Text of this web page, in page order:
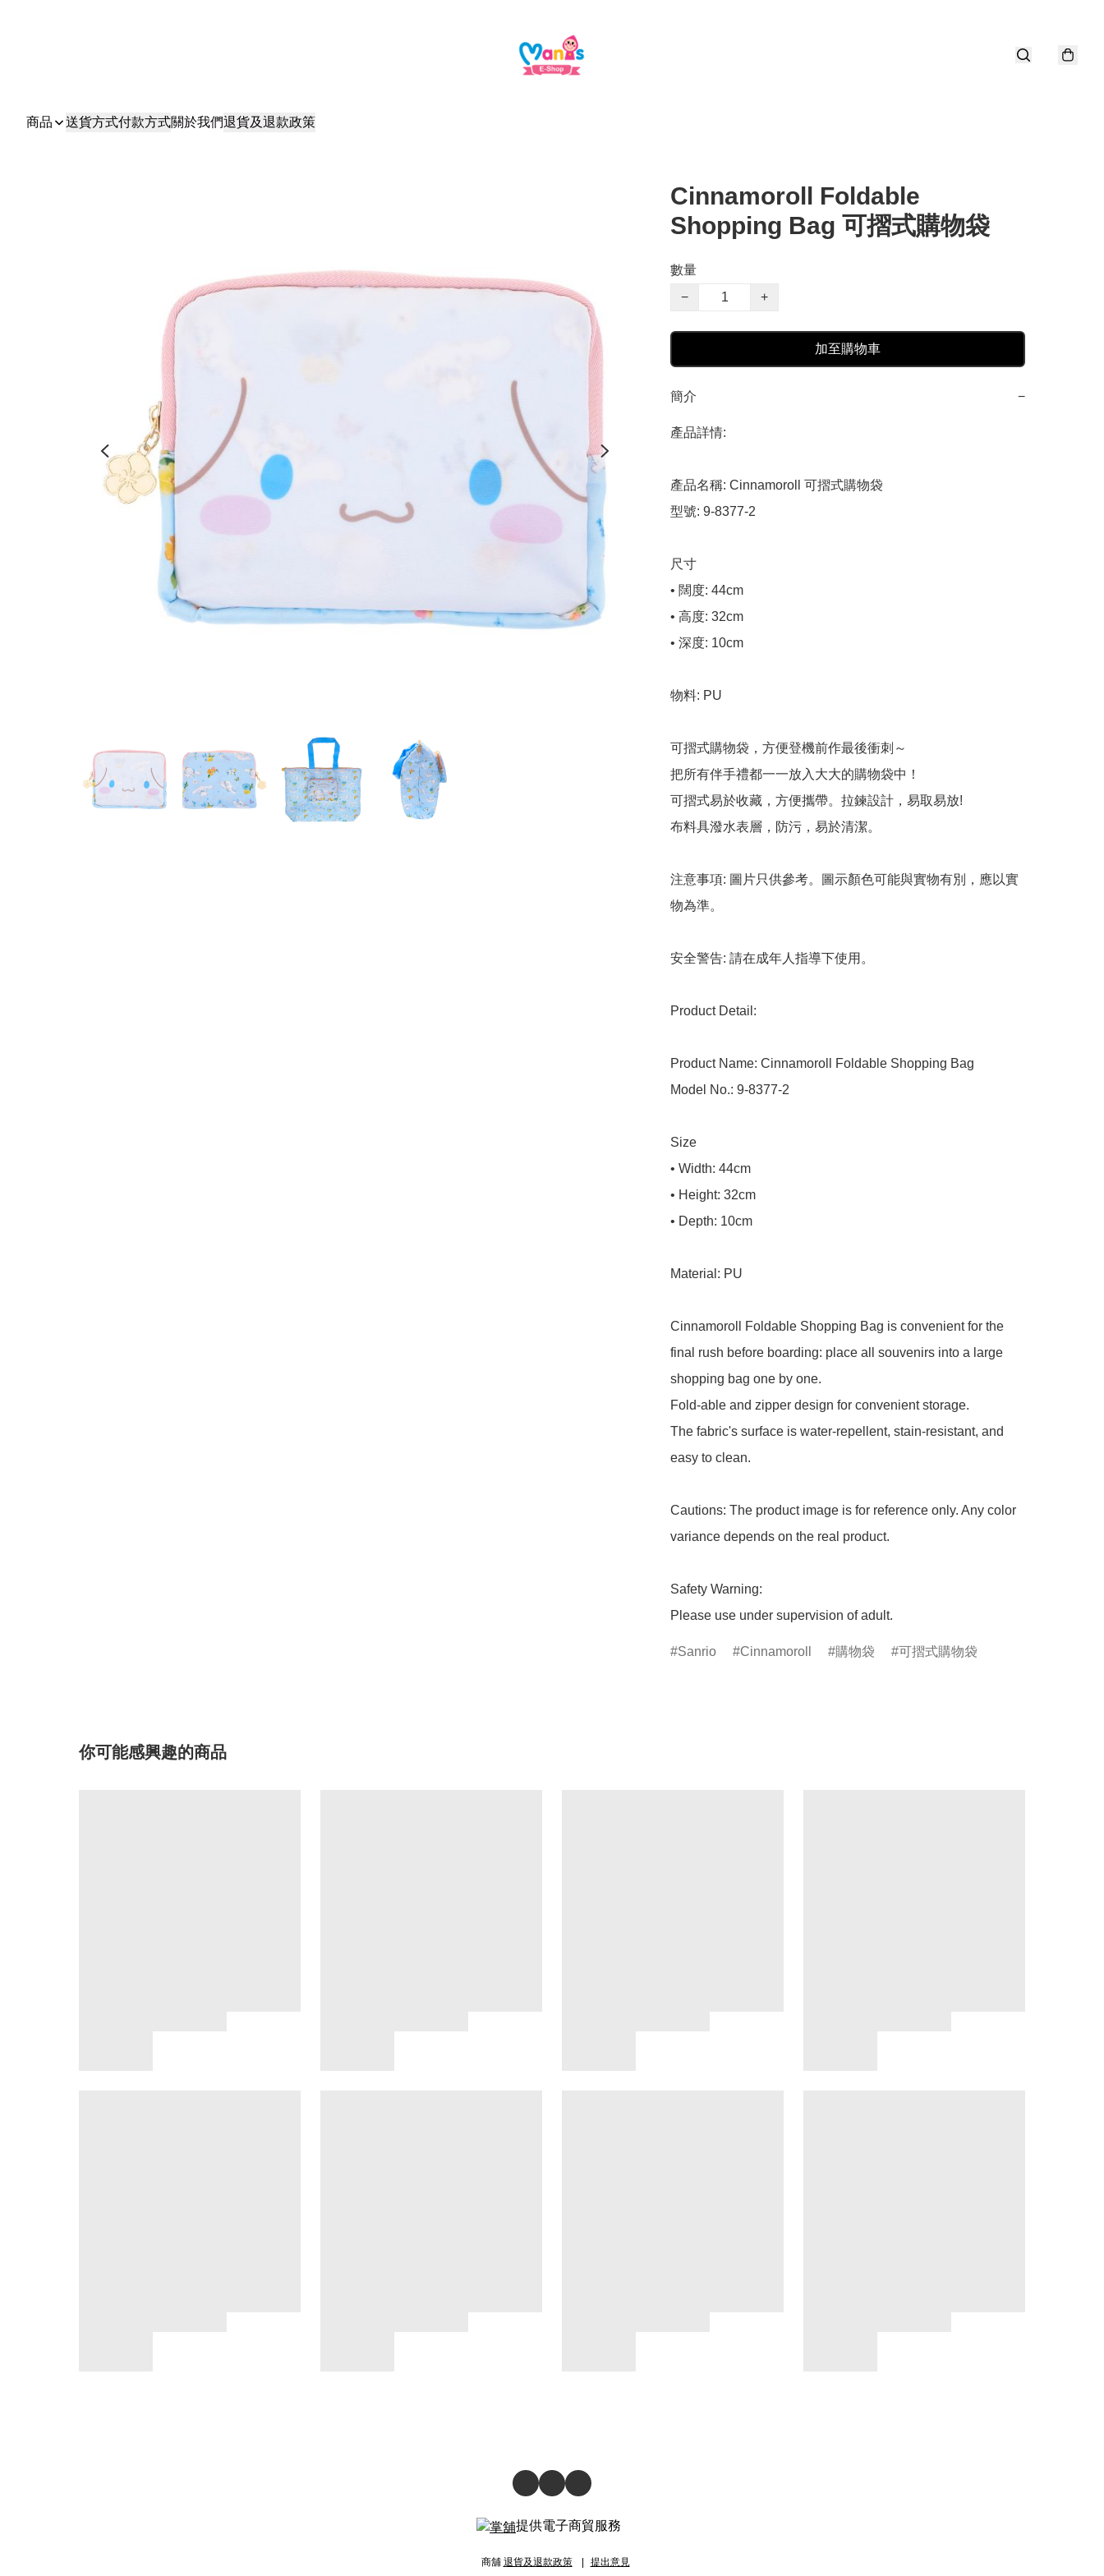
商品 送貨方式付款方式關於我們退貨及退款政策
Cinnamoroll Foldable
Shopping Bag 可摺式購物袋
數量
−
+
加至購物車
簡介 −
產品詳情:
產品名稱: Cinnamoroll 可摺式購物袋
型號: 9-8377-2
尺寸
• 闊度: 44cm
• 高度: 32cm
• 深度: 10cm
物料: PU
可摺式購物袋，方便登機前作最後衝刺～
把所有伴手禮都一一放入大大的購物袋中！
可摺式易於收藏，方便攜帶。拉鍊設計，易取易放!
布料具潑水表層，防污，易於清潔。
注意事項: 圖片只供參考。圖示顏色可能與實物有別，應以實
物為準。
安全警告: 請在成年人指導下使用。
Product Detail:
Product Name: Cinnamoroll Foldable Shopping Bag
Model No.: 9-8377-2
Size
• Width: 44cm
• Height: 32cm
• Depth: 10cm
Material: PU
Cinnamoroll Foldable Shopping Bag is convenient for the
final rush before boarding: place all souvenirs into a large
shopping bag one by one.
Fold-able and zipper design for convenient storage.
The fabric's surface is water-repellent, stain-resistant, and
easy to clean.
Cautions: The product image is for reference only. Any color
variance depends on the real product.
Safety Warning:
Please use under supervision of adult.
Sanrio Cinnamoroll 購物袋 可摺式購物袋
你可能感興趣的商品
提供電子商貿服務
商舖 退貨及退款政策 提出意見